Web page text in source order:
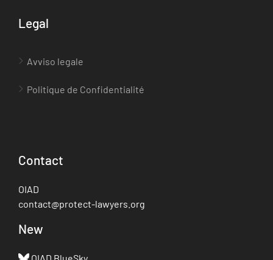
Legal
Avviso legale
Politique de Confidentialité
Contact
OIAD
contact@protect-lawyers.org
New